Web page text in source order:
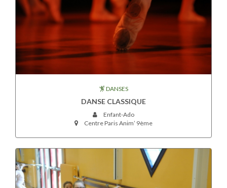
DANSES
DANSE CLASSIQUE
Enfant-Ado
Centre Paris Anim’ 9ème